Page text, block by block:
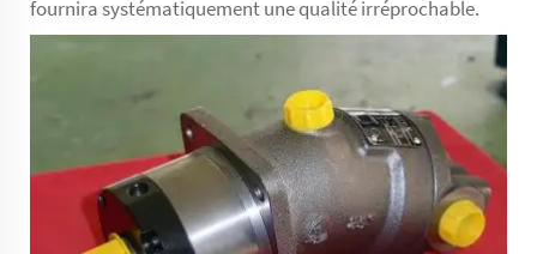
fournira systématiquement une qualité irréprochable.